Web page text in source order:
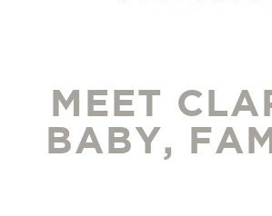
MEET
BABY,